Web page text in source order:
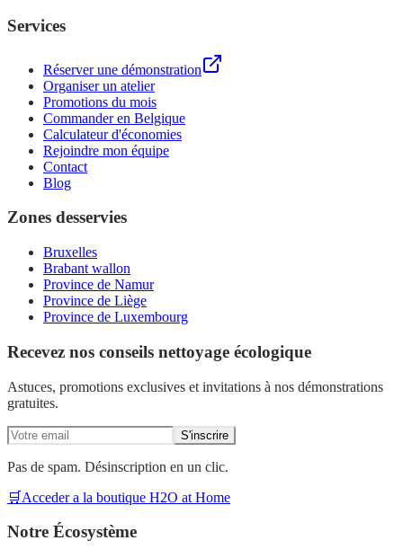
Services
Réserver une démonstration
Organiser un atelier
Promotions du mois
Commander en Belgique
Calculateur d'économies
Rejoindre mon équipe
Contact
Blog
Zones desservies
Bruxelles
Brabant wallon
Province de Namur
Province de Liège
Province de Luxembourg
Recevez nos conseils nettoyage écologique
Astuces, promotions exclusives et invitations à nos démonstrations
gratuites.
S'inscrire
Pas de spam. Désinscription en un clic.
🛒 Acceder a la boutique H2O at Home
Notre Écosystème